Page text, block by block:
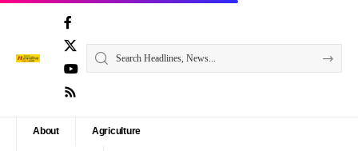
About Agriculture